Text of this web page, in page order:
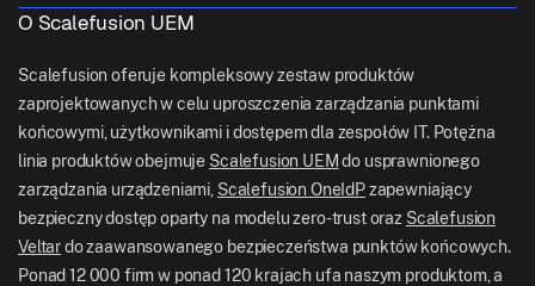
Logistyka
Pomoc Techniczna Scalefusion
Blog Scalefusion
Pokój Prasowy
Kariera
UK: +44-7520-641664
NZ: +64-9-888-4315
India: +91-63694-45500
O Scalefusion UEM
Scalefusion oferuje kompleksowy zestaw produktów
zaprojektowanych w celu uproszczenia zarządzania punktami
końcowymi, użytkownikami i dostępem dla zespołów IT. Potężna
linia produktów obejmuje Scalefusion UEM do usprawnionego
zarządzania urządzeniami, Scalefusion OneIdPzapewniający
bezpieczny dostęp oparty na modelu zero-trust oraz Scalefusion
Veltardo zaawansowanego bezpieczeństwa punktów końcowych.
Ponad 12 000 firm w ponad 120 krajach ufa naszym produktom, a